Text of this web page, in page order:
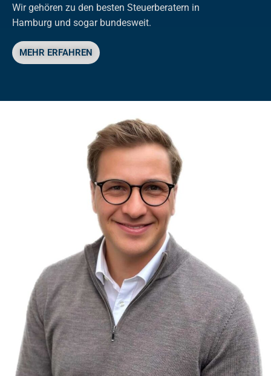
Wir gehören zu den besten Steuerberatern in
Hamburg und sogar bundesweit.
MEHR ERFAHREN